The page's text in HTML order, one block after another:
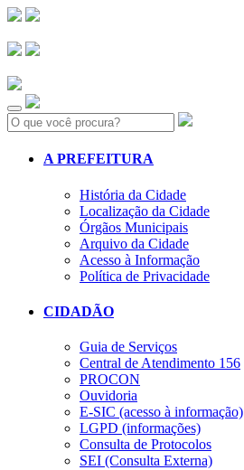
Search:
A PREFEITURA
História da Cidade
Localização da Cidade
Órgãos Municipais
Arquivo da Cidade
Acesso à Informação
Política de Privacidade
CIDADÃO
Guia de Serviços
Central de Atendimento 156
PROCON
Ouvidoria
E-SIC (acesso à informação)
LGPD (informações)
Consulta de Protocolos
SEI (Consulta Externa)